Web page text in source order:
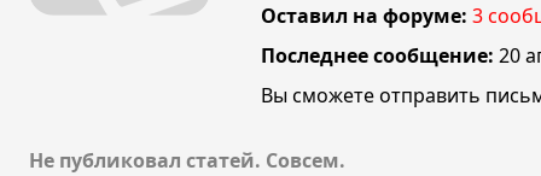
Оставил на форуме: 3
Последнее сообщение: 20
Вы сможете отправить
Не публиковал статей. Совсем.